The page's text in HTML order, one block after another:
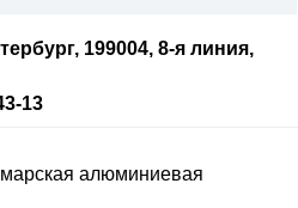
199004, 8-я линия,
13
алюминиевая